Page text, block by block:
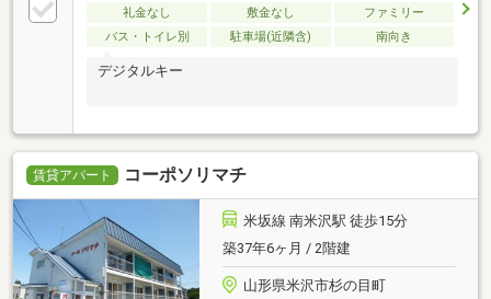
礼金なし 敷金なし
ファミリー
バス・トイレ別
駐車場(近隣含) 南向き
デジタルキー
賃貸アパート コーポソリマチ
米坂線 南米沢駅 徒歩15分
築37年6ヶ月 / 2階建
山形県米沢市杉の目町